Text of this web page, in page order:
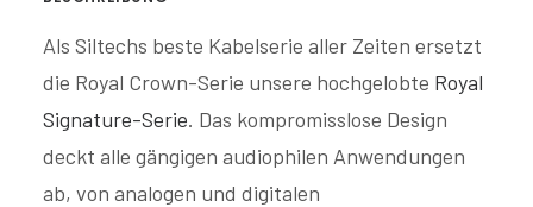
Als Siltechs beste Kabelserie aller Zeiten ersetzt
die Royal Crown-Serie unsere hochgelobte Royal
Signature-Serie. Das kompromisslose Design
deckt alle gängigen audiophilen Anwendungen
ab, von analogen und digitalen